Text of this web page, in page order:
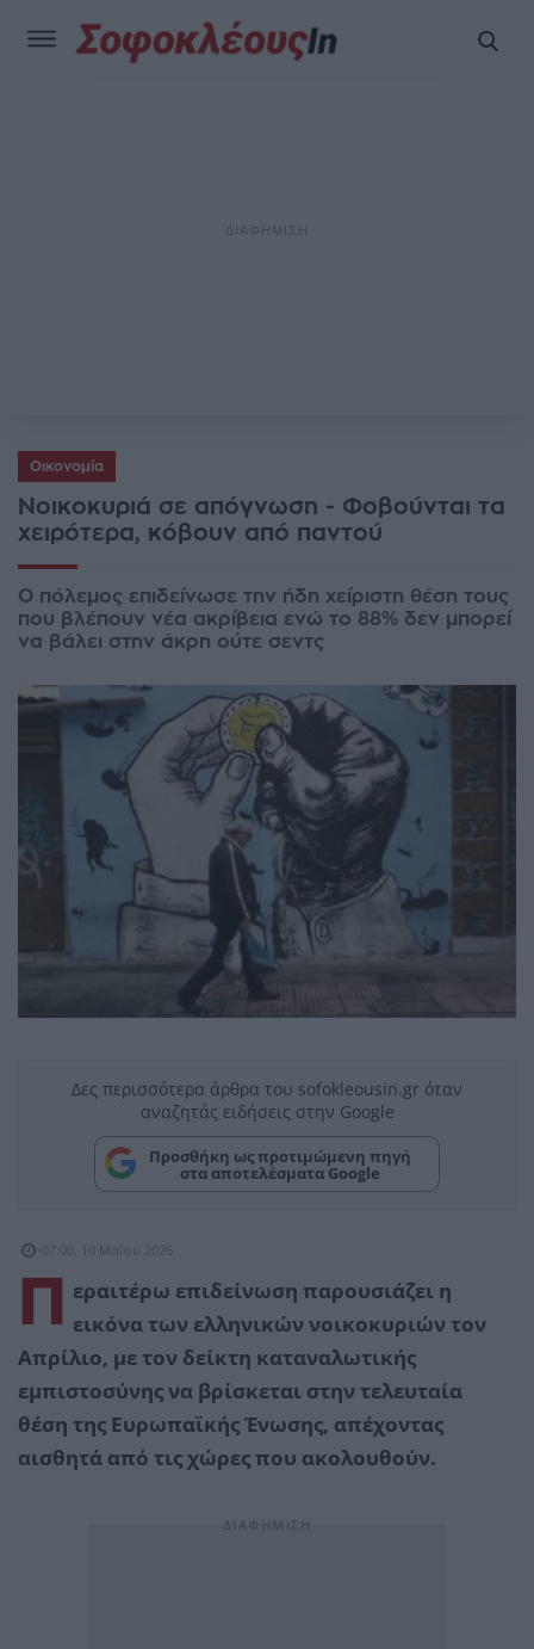
Οικονομία
Νοικοκυριά σε απόγνωση - Φοβούνται τα
χειρότερα, κόβουν από παντού
Ο πόλεμος επιδείνωσε την ήδη χείριστη θέση τους
που βλέπουν νέα ακρίβεια ενώ το 88% δεν μπορεί
να βάλει στην άκρη ούτε σεντς
Δες περισσότερα άρθρα του sofokleousin.gr όταν
αναζητάς ειδήσεις στην Google
Προσθήκη ως προτιμώμενη πηγή
στα αποτελέσματα Google
07:00, 10 Μαΐου 2026
Π
εραιτέρω επιδείνωση παρουσιάζει η
εικόνα των ελληνικών νοικοκυριών τον
Απρίλιο, με τον δείκτη καταναλωτικής
εμπιστοσύνης να βρίσκεται στην τελευταία
θέση της Ευρωπαϊκής Ένωσης, απέχοντας
αισθητά από τις χώρες που ακολουθούν.